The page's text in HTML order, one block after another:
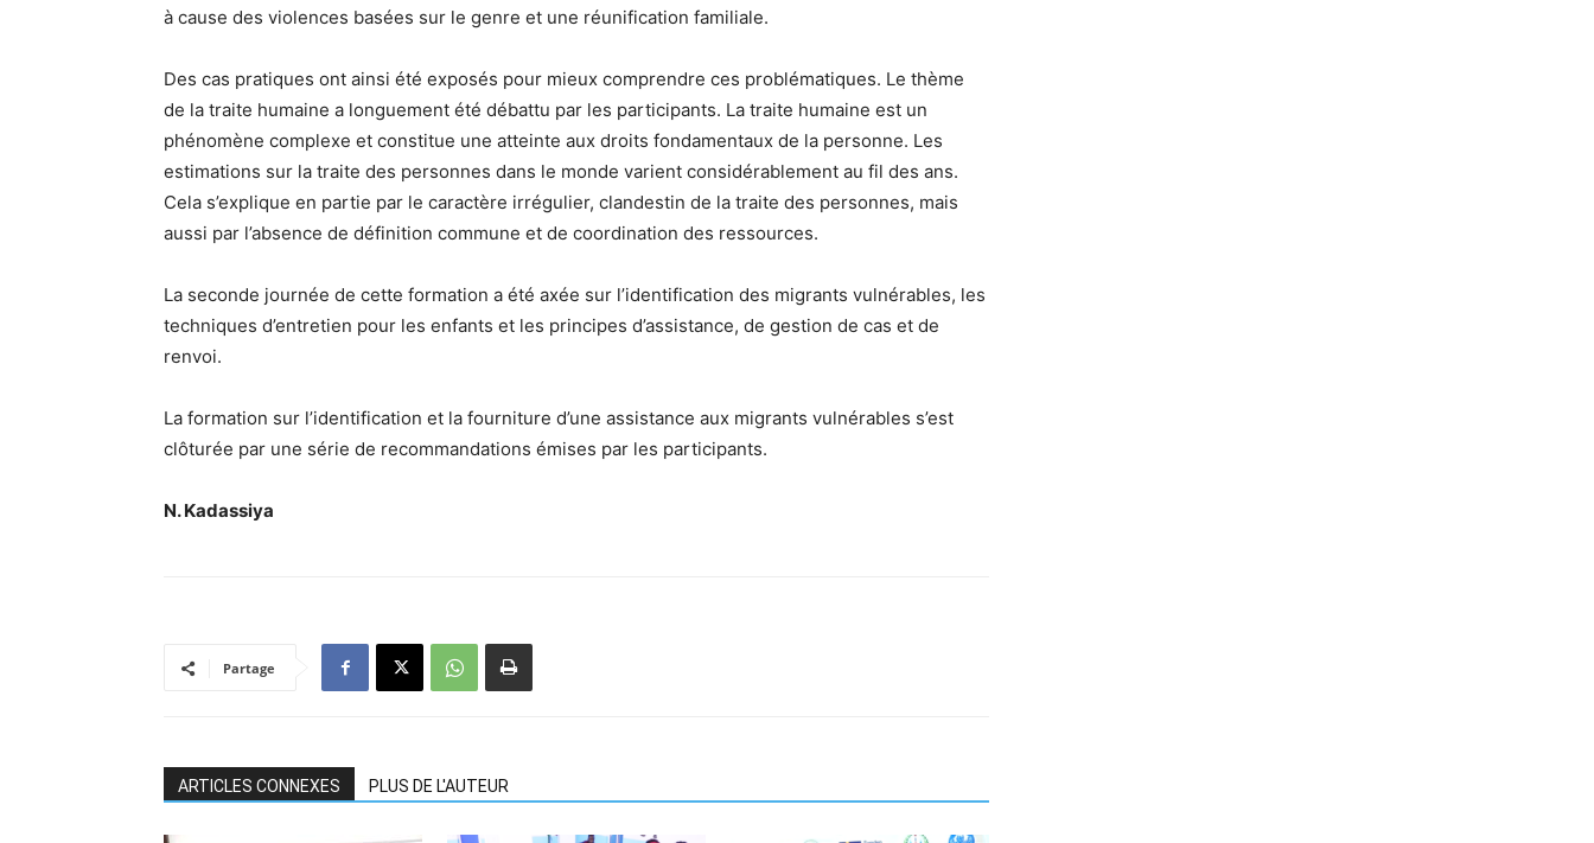
à cause des violences basées sur le genre et une réunification familiale.
Des cas pratiques ont ainsi été exposés pour mieux comprendre ces problématiques. Le thème
de la traite humaine a longuement été débattu par les participants. La traite humaine est un
phénomène complexe et constitue une atteinte aux droits fondamentaux de la personne. Les
estimations sur la traite des personnes dans le monde varient considérablement au fil des ans.
Cela s’explique en partie par le caractère irrégulier, clandestin de la traite des personnes, mais
aussi par l’absence de définition commune et de coordination des ressources.
La seconde journée de cette formation a été axée sur l’identification des migrants vulnérables, les
techniques d’entretien pour les enfants et les principes d’assistance, de gestion de cas et de
renvoi.
La formation sur l’identification et la fourniture d’une assistance aux migrants vulnérables s’est
clôturée par une série de recommandations émises par les participants.
N. Kadassiya
Partage
ARTICLES CONNEXES PLUS DE L'AUTEUR